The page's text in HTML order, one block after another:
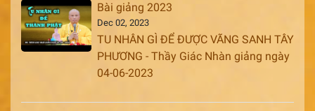
Bài giảng 2023
Dec 02, 2023
TU NHÂN GÌ ĐỂ ĐƯỢC VÃNG SANH TÂY
PHƯƠNG - Thầy Giác Nhàn giảng ngày
04-06-2023